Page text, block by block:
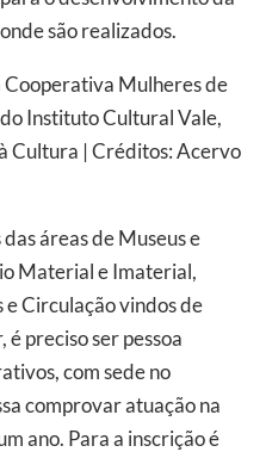
são realizados.
Cooperativa Mulheres de
Instituto Cultural Vale,
Cultura | Créditos: Acervo
áreas de Museus e
Material e Imaterial,
Circulação vindos de
preciso ser pessoa
com sede no
comprovar atuação na
ano. Para a inscrição é